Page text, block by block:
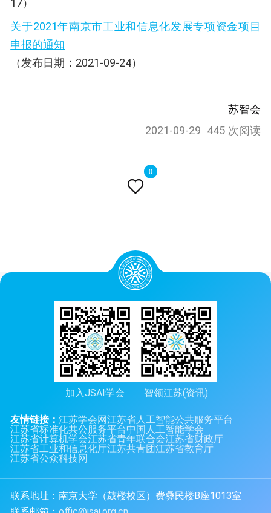

0
关于2021年南京市工业和信息化发展专项资金项目
申报的通知
（发布日期：2021-09-24）
苏智会
2021-09-29 445 次阅读
加入JSAI学会 智领江苏(资讯)
友情链接：江苏学会网江苏省人工智能公共服务平台
江苏省标准化共公服务平台中国人工智能学会
江苏省计算机学会江苏省青年联合会江苏省财政厅
江苏省工业和信息化厅江苏共青团江苏省教育厅
江苏省公众科技网
联系地址：南京大学（鼓楼校区）费彝民楼B座1013室